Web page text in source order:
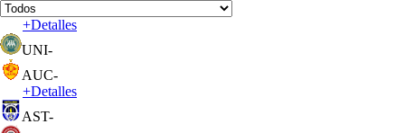
+Detalles
UNI-
AUC-
+Detalles
AST-